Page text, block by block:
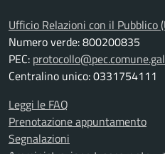
Ufficio Relazioni con il Pubblico
Numero verde: 800200835
PEC:
Centralino unico: 0331754111
Leggi le FAQ
Prenotazione appuntamento
Segnalazioni